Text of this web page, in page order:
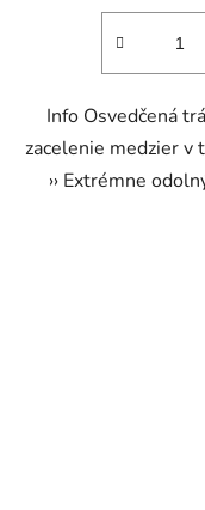
Info Osvedčená
zacelenie medzier v
›› Extrémne